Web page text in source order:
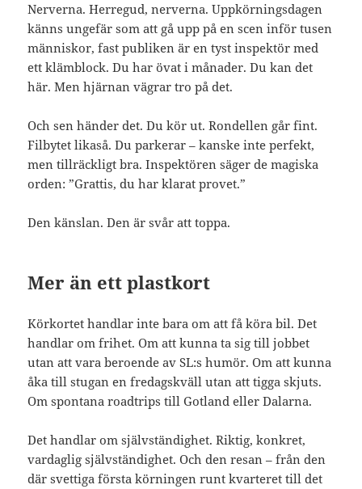
Nerverna. Herregud, nerverna. Uppkörningsdagen
känns ungefär som att gå upp på en scen inför tusen
människor, fast publiken är en tyst inspektör med
ett klämblock. Du har övat i månader. Du kan det
här. Men hjärnan vägrar tro på det.
Och sen händer det. Du kör ut. Rondellen går fint.
Filbytet likaså. Du parkerar – kanske inte perfekt,
men tillräckligt bra. Inspektören säger de magiska
orden: ”Grattis, du har klarat provet.”
Den känslan. Den är svår att toppa.
Mer än ett plastkort
Körkortet handlar inte bara om att få köra bil. Det
handlar om frihet. Om att kunna ta sig till jobbet
utan att vara beroende av SL:s humör. Om att kunna
åka till stugan en fredagskväll utan att tigga skjuts.
Om spontana roadtrips till Gotland eller Dalarna.
Det handlar om självständighet. Riktig, konkret,
vardaglig självständighet. Och den resan – från den
där svettiga första körningen runt kvarteret till det